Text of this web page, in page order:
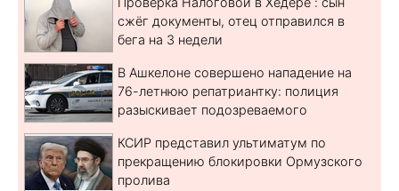
сжёг документы, отец отправился в
бега на 3 недели
В Ашкелоне совершено нападение на
76-летнюю репатриантку: полиция
разыскивает подозреваемого
КСИР представил ультиматум по
прекращению блокировки Ормузского
пролива